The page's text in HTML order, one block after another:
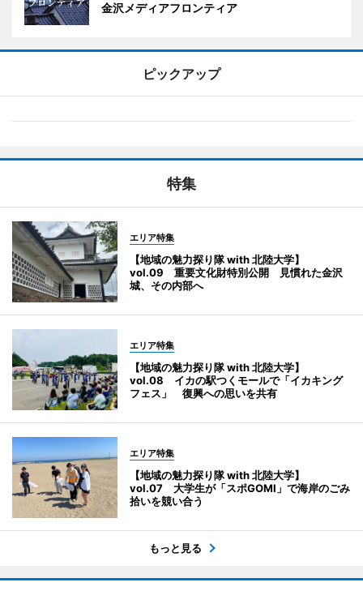
金沢メディアフロンティア
ピックアップ
特集
エリア特集
【地域の魅力探り隊 with 北陸大学】
vol.09 重要文化財特別公開 見慣れた金沢
城、その内部へ
エリア特集
【地域の魅力探り隊 with 北陸大学】
vol.08 イカの駅つくモールで「イカキング
フェス」 復興への思いを共有
エリア特集
【地域の魅力探り隊 with 北陸大学】
vol.07 大学生が「スポGOMI」で海岸のごみ
拾いを競い合う
もっと見る